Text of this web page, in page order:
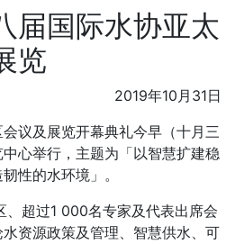
届国际水协亚太
览
2019年10月31日
议及展览开幕典礼今早（十月三
心举行，主题为「以智慧扩建稳
性的水环境」。
超过1 000名专家及代表出席会
资源政策及管理、智慧供水、可